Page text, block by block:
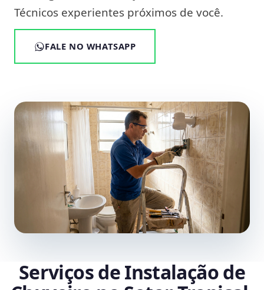
Técnicos experientes próximos de você.
FALE NO WHATSAPP
Serviços de Instalação de